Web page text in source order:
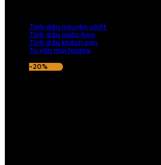
Tinh dầu nguyên chất
Tinh dầu nước hoa
Tinh dầu khách sạn
Tư vấn mùi hương
-20%